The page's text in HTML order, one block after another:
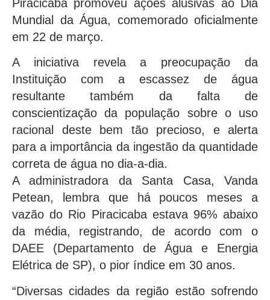
Piracicaba promoveu ações alusivas ao Dia
Mundial da Água, comemorado oficialmente
em 22 de março.
A iniciativa revela a preocupação da
Instituição com a escassez de água
resultante também da falta de
conscientização da população sobre o uso
racional deste bem tão precioso, e alerta
para a importância da ingestão da quantidade
correta de água no dia-a-dia.
A administradora da Santa Casa, Vanda
Petean, lembra que há poucos meses a
vazão do Rio Piracicaba estava 96% abaixo
da média, registrando, de acordo com o
DAEE (Departamento de Água e Energia
Elétrica de SP), o pior índice em 30 anos.
“Diversas cidades da região estão sofrendo